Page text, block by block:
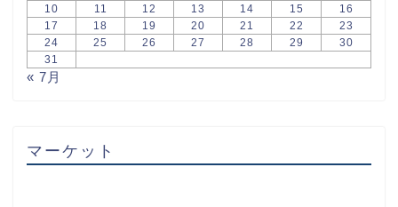
10
11 12 13 14 15
16
17
18 19 20 21 22
23
24
25 26 27 28 29
30
31
« 7月
マーケット